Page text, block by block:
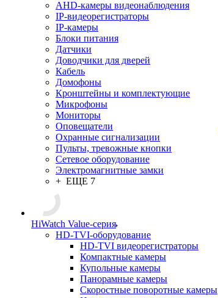
AHD-камеры видеонаблюдения
IP-видеорегистраторы
IP-камеры
Блоки питания
Датчики
Доводчики для дверей
Кабель
Домофоны
Кронштейны и комплектующие
Микрофоны
Мониторы
Оповещатели
Охранные сигнализации
Пульты, тревожные кнопки
Сетевое оборудование
Электромагнитные замки
+ ЕЩЕ 7
HiWatch Value-серия
HD-TVI-оборудование
HD-TVI видеорегистраторы
Компактные камеры
Купольные камеры
Панорамные камеры
Скоростные поворотные камеры